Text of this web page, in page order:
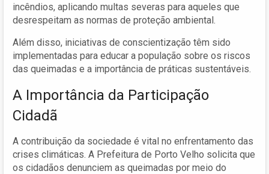
incêndios, aplicando multas severas para aqueles que
desrespeitam as normas de proteção ambiental.
Além disso, iniciativas de conscientização têm sido
implementadas para educar a população sobre os riscos
das queimadas e a importância de práticas sustentáveis.
A Importância da Participação
Cidadã
A contribuição da sociedade é vital no enfrentamento das
crises climáticas. A Prefeitura de Porto Velho solicita que
os cidadãos denunciem as queimadas por meio do